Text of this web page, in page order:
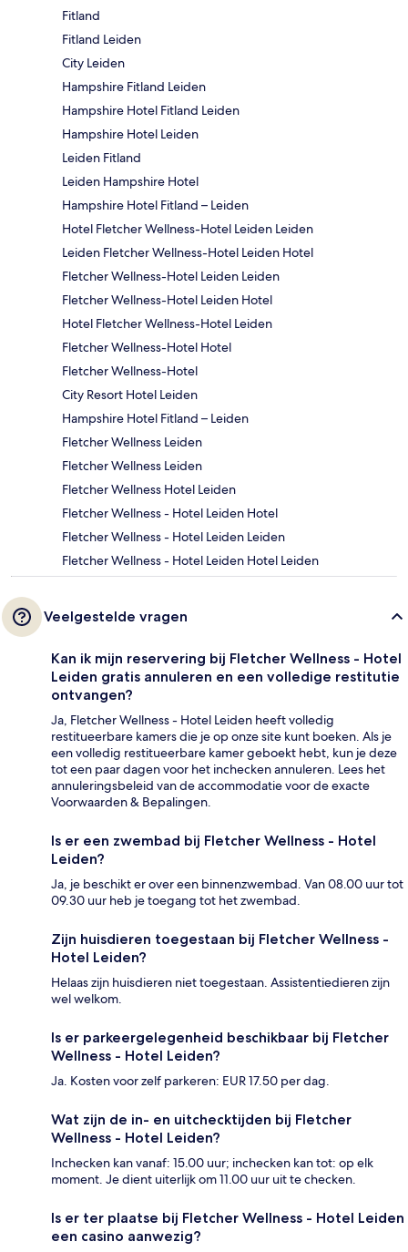
Fitland
Fitland Leiden
City Leiden
Hampshire Fitland Leiden
Hampshire Hotel Fitland Leiden
Hampshire Hotel Leiden
Leiden Fitland
Leiden Hampshire Hotel
Hampshire Hotel Fitland – Leiden
Hotel Fletcher Wellness-Hotel Leiden Leiden
Leiden Fletcher Wellness-Hotel Leiden Hotel
Fletcher Wellness-Hotel Leiden Leiden
Fletcher Wellness-Hotel Leiden Hotel
Hotel Fletcher Wellness-Hotel Leiden
Fletcher Wellness-Hotel Hotel
Fletcher Wellness-Hotel
City Resort Hotel Leiden
Hampshire Hotel Fitland – Leiden
Fletcher Wellness Leiden
Fletcher Wellness Leiden
Fletcher Wellness Hotel Leiden
Fletcher Wellness - Hotel Leiden Hotel
Fletcher Wellness - Hotel Leiden Leiden
Fletcher Wellness - Hotel Leiden Hotel Leiden
Veelgestelde vragen
Kan ik mijn reservering bij Fletcher Wellness - Hotel
Leiden gratis annuleren en een volledige restitutie
ontvangen?
Ja, Fletcher Wellness - Hotel Leiden heeft volledig
restitueerbare kamers die je op onze site kunt boeken. Als je
een volledig restitueerbare kamer geboekt hebt, kun je deze
tot een paar dagen voor het inchecken annuleren. Lees het
annuleringsbeleid van de accommodatie voor de exacte
Voorwaarden & Bepalingen.
Is er een zwembad bij Fletcher Wellness - Hotel
Leiden?
Ja, je beschikt er over een binnenzwembad. Van 08.00 uur tot
09.30 uur heb je toegang tot het zwembad.
Zijn huisdieren toegestaan bij Fletcher Wellness -
Hotel Leiden?
Helaas zijn huisdieren niet toegestaan. Assistentiedieren zijn
wel welkom.
Is er parkeergelegenheid beschikbaar bij Fletcher
Wellness - Hotel Leiden?
Ja. Kosten voor zelf parkeren: EUR 17.50 per dag.
Wat zijn de in- en uitchecktijden bij Fletcher
Wellness - Hotel Leiden?
Inchecken kan vanaf: 15.00 uur; inchecken kan tot: op elk
moment. Je dient uiterlijk om 11.00 uur uit te checken.
Is er ter plaatse bij Fletcher Wellness - Hotel Leiden
een casino aanwezig?